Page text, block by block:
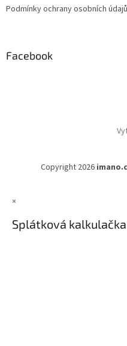
Podmínky ochrany osobních údajů
Facebook
Copyright 2026
×
Splátková kalkulačka